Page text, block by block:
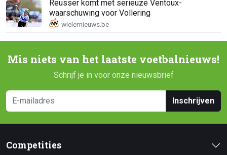
Reusser komt met serieuze Ventoux-
waarschuwing voor Vollering
Mis niets van het laatste voetbalnieuws!
Schrijf je in voor onze nieuwsbrief
Inschrijven
Competities